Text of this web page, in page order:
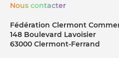
Nous contacter
Fédération Clermont
148 Boulevard Lavoisier
63000 Clermont-Ferrand